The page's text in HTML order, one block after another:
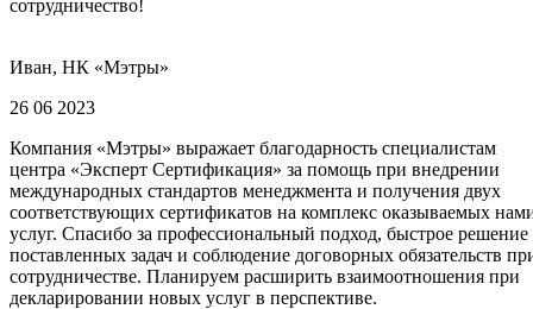
сотрудничество!
Иван, НК «Мэтры»
26 06 2023
Компания «Мэтры» выражает благодарность специалистам
центра «Эксперт Сертификация» за помощь при внедрении
международных стандартов менеджмента и получения двух
соответствующих сертификатов на комплекс оказываемых
услуг. Спасибо за профессиональный подход, быстрое решение
поставленных задач и соблюдение договорных обязательств
сотрудничестве. Планируем расширить взаимоотношения при
декларировании новых услуг в перспективе.